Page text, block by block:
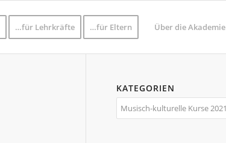
…für Lehrkräfte …für Eltern Über die Akademie
KATEGORIEN
Kategorien